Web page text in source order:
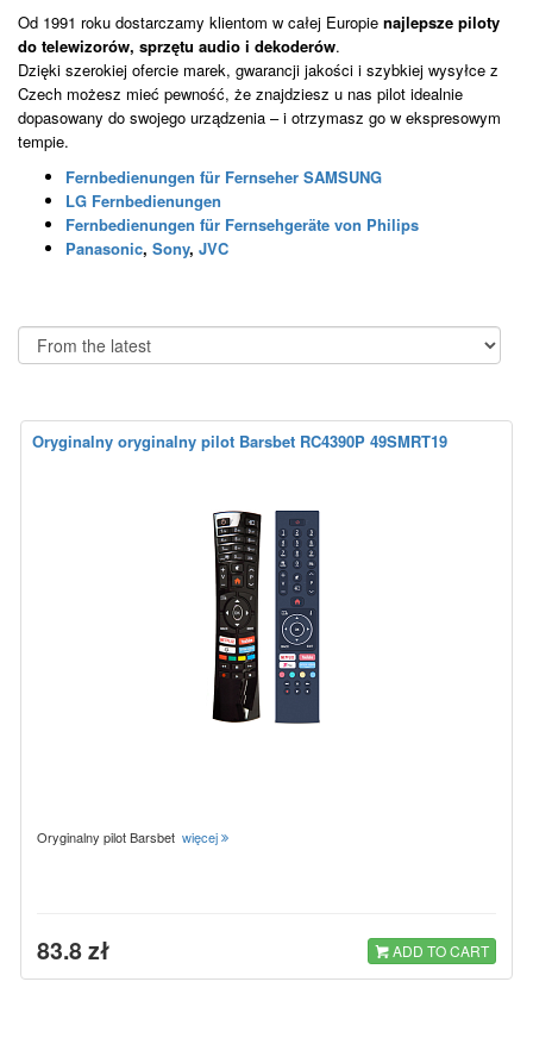
Od 1991 roku dostarczamy klientom w całej Europie najlepsze piloty
do telewizorów, sprzętu audio i dekoderów.
Dzięki szerokiej ofercie marek, gwarancji jakości i szybkiej wysyłce z
Czech możesz mieć pewność, że znajdziesz u nas pilot idealnie
dopasowany do swojego urządzenia – i otrzymasz go w ekspresowym
tempie.
Fernbedienungen für Fernseher SAMSUNG
LG Fernbedienungen
Fernbedienungen für Fernsehgeräte von Philips
Panasonic, Sony, JVC
Oryginalny oryginalny pilot Barsbet RC4390P 49SMRT19
Oryginalny pilot Barsbet więcej
83.8 zł ADD TO CART